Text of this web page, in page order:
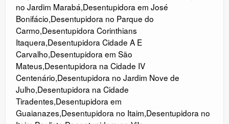
no Jardim Marabá,Desentupidora em José
Bonifácio,Desentupidora no Parque do
Carmo,Desentupidora Corinthians
Itaquera,Desentupidora Cidade A E
Carvalho,Desentupidora em São
Mateus,Desentupidora na Cidade IV
Centenário,Desentupidora no Jardim Nove de
Julho,Desentupidora na Cidade
Tiradentes,Desentupidora em
Guaianazes,Desentupidora no Itaim,Desentupidora no